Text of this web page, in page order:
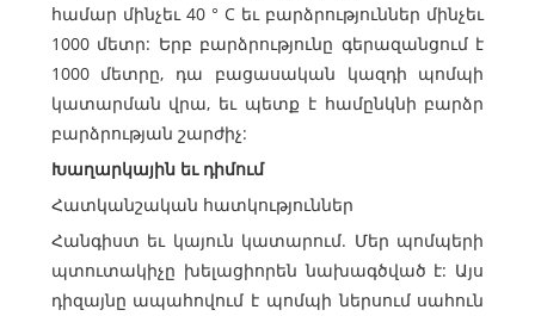
համար մինչեւ 40 ° C եւ բարձրություններ մինչեւ
1000 մետր: Երբ բարձրությունը գերազանցում է
1000 մետրը, դա բացասական կազդի պոմպի
կատարման վրա, եւ պետք է համընկնի բարձր
բարձրության շարժիչ:
Խաղարկային եւ դիմում
Հատկանշական հատկություններ
Հանգիստ եւ կայուն կատարում. Մեր պոմպերի
պտուտակիչը խելացիորեն նախագծված է: Այս
դիզայնը ապահովում է պոմպի ներսում սահուն